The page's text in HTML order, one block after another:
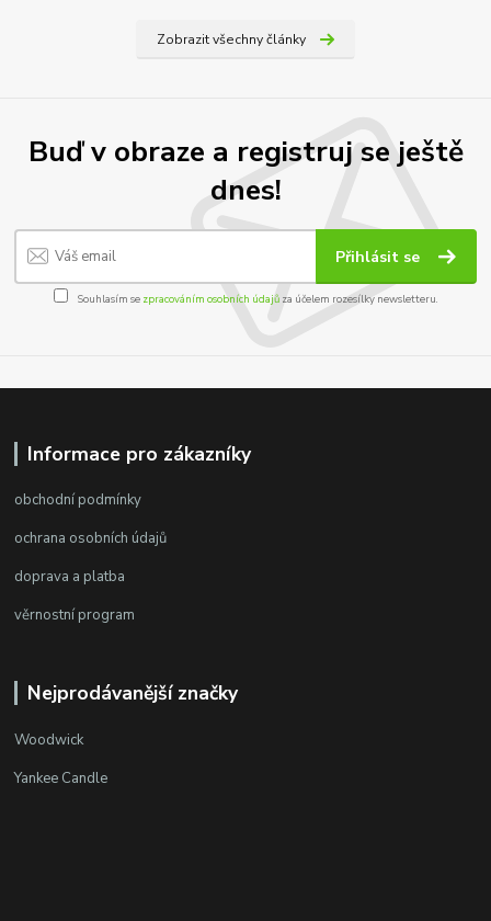
Zobrazit všechny články
Buď v obraze a registruj se ještě
dnes!
Přihlásit se
Souhlasím se zpracováním osobních údajůza účelem rozesílky newsletteru.
Informace pro zákazníky
obchodní podmínky
ochrana osobních údajů
doprava a platba
věrnostní program
Nejprodávanější značky
Woodwick
Yankee Candle